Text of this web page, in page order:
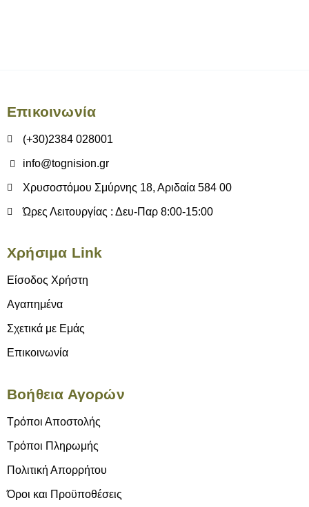
Επικοινωνία
(+30)2384 028001
info@tognision.gr
Χρυσοστόμου Σμύρνης 18, Αριδαία 584 00
Ώρες Λειτουργίας : Δευ-Παρ 8:00-15:00
Χρήσιμα Link
Είσοδος Χρήστη
Αγαπημένα
Σχετικά με Εμάς
Επικοινωνία
Βοήθεια Αγορών
Τρόποι Αποστολής
Τρόποι Πληρωμής
Πολιτική Απορρήτου
Όροι και Προϋποθέσεις